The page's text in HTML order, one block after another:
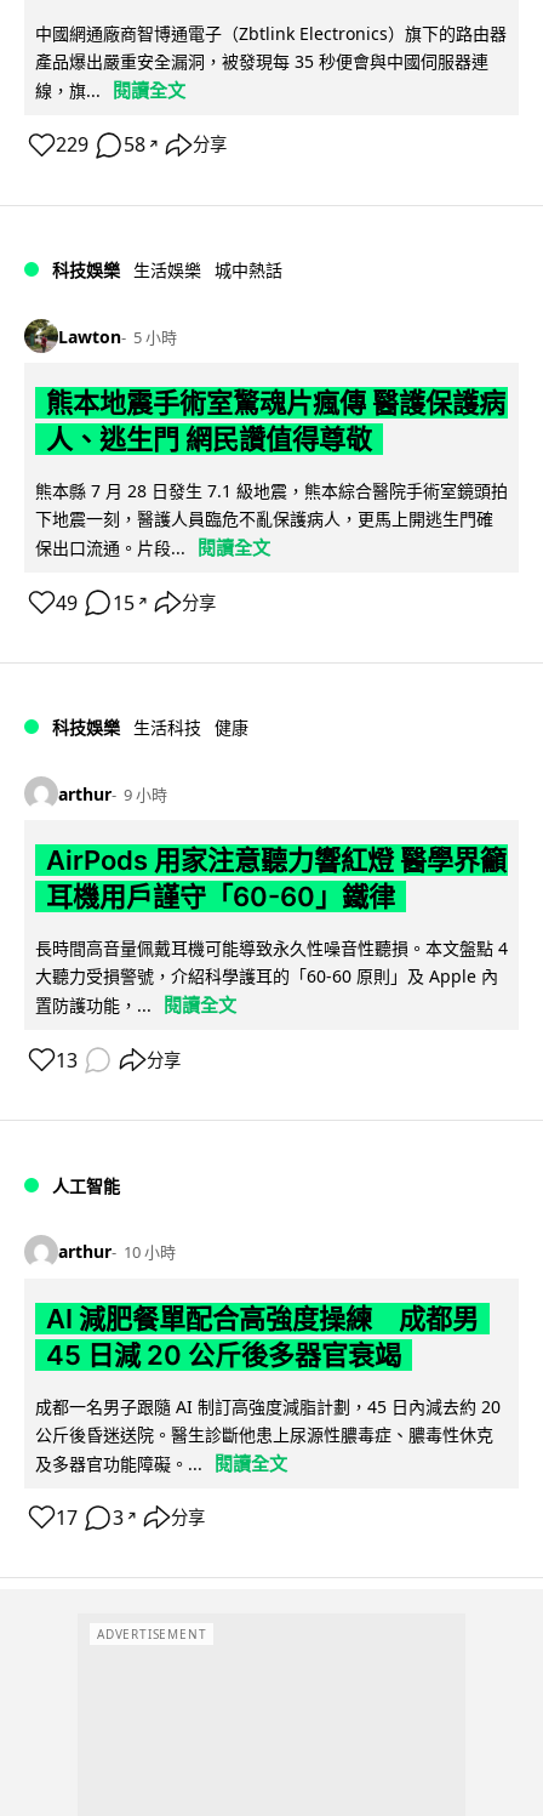
中國網通廠商智博通電子（Zbtlink Electronics）旗下的路由器
產品爆出嚴重安全漏洞，被發現每 35 秒便會與中國伺服器連
線，旗...
閱讀全文
229 58 ↗ 分享
科技娛樂 生活娛樂 城中熱話
Lawton 5 小時
熊本地震手術室驚魂片瘋傳 醫護保護病
人、逃生門 網民讚值得尊敬
熊本縣 7 月 28 日發生 7.1 級地震，熊本綜合醫院手術室鏡頭拍
下地震一刻，醫護人員臨危不亂保護病人，更馬上開逃生門確
保出口流通。片段...
閱讀全文
49 15 ↗ 分享
科技娛樂 生活科技 健康
arthur 9 小時
AirPods 用家注意聽力響紅燈 醫學界籲
耳機用戶謹守「60-60」鐵律
長時間高音量佩戴耳機可能導致永久性噪音性聽損。本文盤點 4
大聽力受損警號，介紹科學護耳的「60-60 原則」及 Apple 內
置防護功能，...
閱讀全文
13 分享
人工智能
arthur 10 小時
AI 減肥餐單配合高強度操練 成都男
45 日減 20 公斤後多器官衰竭
成都一名男子跟隨 AI 制訂高強度減脂計劃，45 日內減去約 20
公斤後昏迷送院。醫生診斷他患上尿源性膿毒症、膿毒性休克
及多器官功能障礙。...
閱讀全文
17 3 ↗ 分享
ADVERTISEMENT